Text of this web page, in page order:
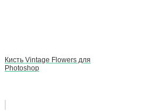
Кисть Vintage Flowers для
Photoshop